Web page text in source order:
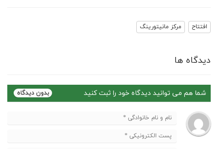
افتتاح مرکز مانیتورینگ
دیدگاه ها
شما هم می توانید دیدگاه خود را ثبت کنید